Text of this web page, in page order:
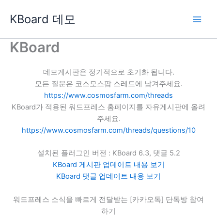
로
KBoard 데모
KBoard
데모게시판은 정기적으로 초기화 됩니다.
모든 질문은 코스모스팜 스레드에 남겨주세요.
https://www.cosmosfarm.com/threads
KBoard가 적용된 워드프레스 홈페이지를 자유게시판에 올려
주세요.
https://www.cosmosfarm.com/threads/questions/10
설치된 플러그인 버전 : KBoard 6.3, 댓글 5.2
KBoard 게시판 업데이트 내용 보기
KBoard 댓글 업데이트 내용 보기
워드프레스 소식을 빠르게 전달받는 [카카오톡] 단톡방 참여
하기